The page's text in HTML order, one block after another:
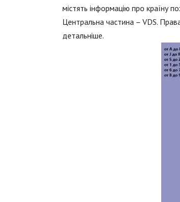
містять інформацію про країну
Центральна частина – VDS.
детальніше.